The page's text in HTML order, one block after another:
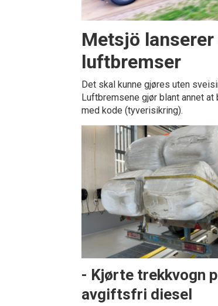
Metsjö
luftbremser
Det skal kunne gjøres uten
Luftbremsene gjør blant annet
med kode (tyverisikring).
- Kjørte trekkvogn
avgiftsfri diesel